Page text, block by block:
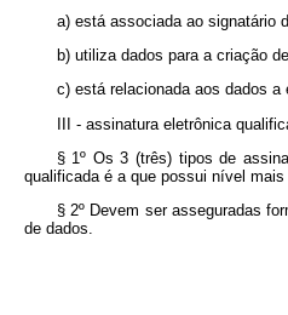
a) está associada ao signatário
b) utiliza dados para a criação
c) está relacionada aos dados
III - assinatura eletrônica
§ 1º Os 3 (três) tipos de
qualificada é a que possui nível
§ 2º Devem ser asseguradas
de dados.